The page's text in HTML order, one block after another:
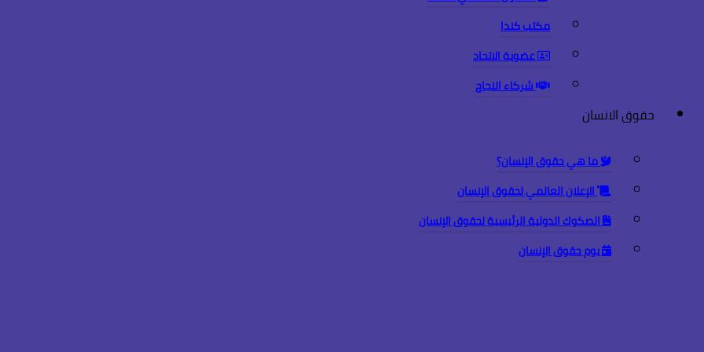
مكتب كندا
عضوية الاتحاد
شركاء النجاح
حقوق الانسان
ما هي حقوق الإنسان؟
الإعلان العالمي لحقوق الإنسان
الصكوك الدولية الرئيسية لحقوق الإنسان
يوم حقوق الإنسان